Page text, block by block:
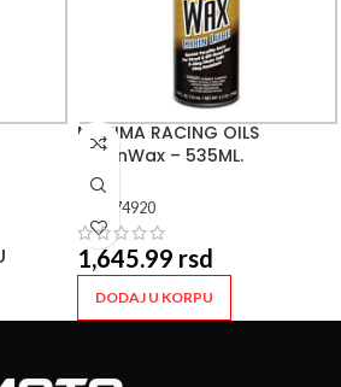
MAXIMA RACING OILS
ChainWax – 535ML.
74920
1,645.99 rsd
DODAJ U KORPU